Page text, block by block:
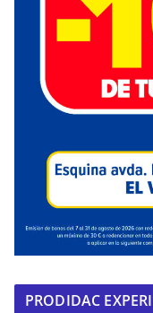
PRODIDAC